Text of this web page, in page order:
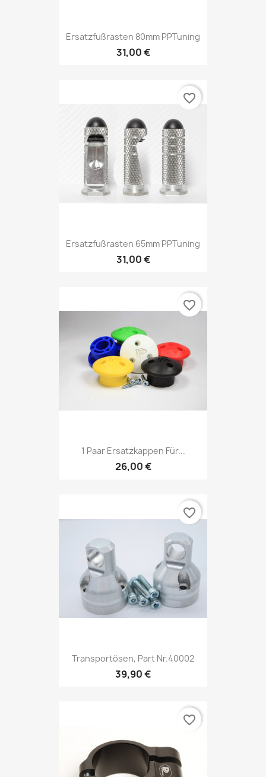
Ersatzfußrasten 80mm PPTuning
31,00 €
Ersatzfußrasten 65mm PPTuning
31,00 €
favorite_border
1 Paar Ersatzkappen Für...
26,00 €
favorite_border
Transportösen, Part Nr.40002
39,90 €
favorite_border
favorite_border